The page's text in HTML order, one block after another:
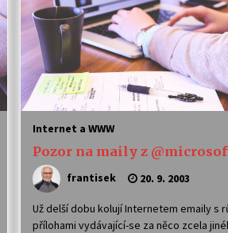
Internet a WWW
Pozor na maily z
frantisek 20. 9. 2003
Už delší dobu kolují Internetem emaily s
přílohami vydávající-se za něco zcela